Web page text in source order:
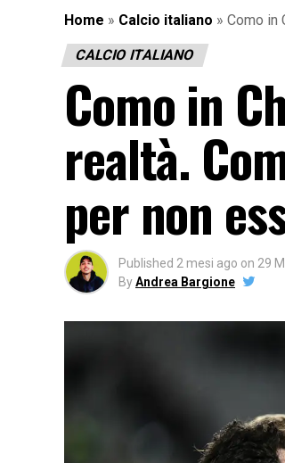
Home » Calcio italiano » Como in
CALCIO ITALIANO
Como in
realtà.
per non
Published 2 mesi ago on 29
ByAndrea Bargione